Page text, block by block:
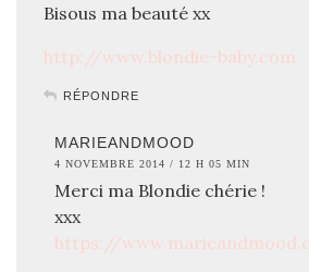
Bisous ma beauté xx
http://www.blondie-baby.com
RÉPONDRE
MARIEANDMOOD
4 NOVEMBRE 2014 / 12 H 05 MIN
Merci ma Blondie chérie !
xxx
https://